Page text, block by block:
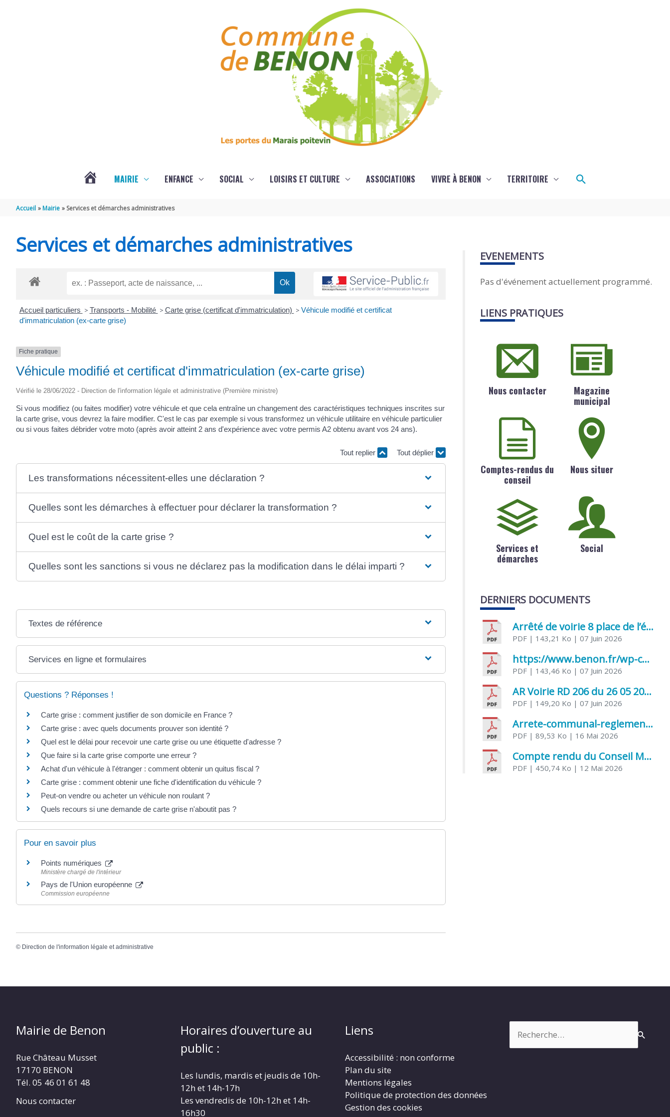
MAIRIE ENFANCE SOCIAL LOISIRS ET CULTURE ASSOCIATIONS VIVRE À BENON TERRITOIRE Rechercher
Accueil Mairie Services et démarches administratives
Services et démarches administratives
Accueil particuliers > Transports - Mobilité > Carte grise (certificat d'immatriculation) > Véhicule modifié et certificat
d'immatriculation (ex-carte grise)
Fiche pratique
Véhicule modifié et certificat d'immatriculation (ex-carte grise)
Vérifié le 28/06/2022 - Direction de l'information légale et administrative (Première ministre)
Si vous modifiez (ou faites modifier) votre véhicule et que cela entraîne un changement des caractéristiques techniques inscrites sur
la carte grise, vous devrez la faire modifier. C'est le cas par exemple si vous transformez un véhicule utilitaire en véhicule particulier
ou si vous faites débrider votre moto (après avoir atteint 2 ans d'expérience avec votre permis A2 obtenu avant vos 24 ans).
Tout replier Tout déplier
Les transformations nécessitent-elles une déclaration ?
Quelles sont les démarches à effectuer pour déclarer la transformation ?
Quel est le coût de la carte grise ?
Quelles sont les sanctions si vous ne déclarez pas la modification dans le délai imparti ?
Textes de référence
Services en ligne et formulaires
Questions ? Réponses !
Carte grise : comment justifier de son domicile en France ?
Carte grise : avec quels documents prouver son identité ?
Quel est le délai pour recevoir une carte grise ou une étiquette d'adresse ?
Que faire si la carte grise comporte une erreur ?
Achat d'un véhicule à l'étranger : comment obtenir un quitus fiscal ?
Carte grise : comment obtenir une fiche d'identification du véhicule ?
Peut-on vendre ou acheter un véhicule non roulant ?
Quels recours si une demande de carte grise n'aboutit pas ?
Pour en savoir plus
Points numériques
Ministère chargé de l'intérieur
Pays de l'Union européenne
Commission européenne
© Direction de l'information légale et administrative
EVENEMENTS
Pas d'événement actuellement programmé.
LIENS PRATIQUES
Nous contacter
Magazine
municipal
Comptes-rendus du
conseil
Nous situer
Services et
démarches
Social
DERNIERS DOCUMENTS
Arrêté de voirie 8 place de l’église 17170 Benon
PDF | 143,21 Ko | 07 Juin 2026
https://www.benon.fr/wp-content/uploads/2026/06/AR-Voirie-Chemin-de-Lafond-du-26-05-2026.pdf
PDF | 143,46 Ko | 07 Juin 2026
AR Voirie RD 206 du 26 05 2026
PDF | 149,20 Ko | 07 Juin 2026
Arrete-communal-reglemenatnt-des-bruits-de-voisinage-et-des-activites-bruyantes
PDF | 89,53 Ko | 16 Mai 2026
Compte rendu du Conseil Municipal du 06 mai 2026
PDF | 450,74 Ko | 12 Mai 2026
Mairie de Benon
Rue Château Musset
17170 BENON
Tél. 05 46 01 61 48
Nous contacter
Horaires d’ouverture au
public :
Les lundis, mardis et jeudis de 10h-
12h et 14h-17h
Les vendredis de 10h-12h et 14h-
16h30
Liens
Accessibilité : non conforme
Plan du site
Mentions légales
Politique de protection des données
Gestion des cookies